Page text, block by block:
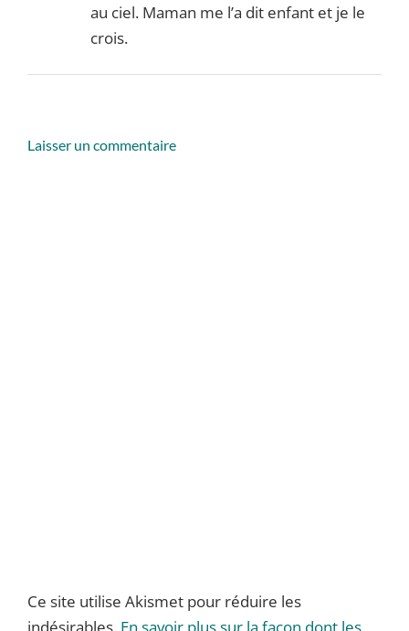
au ciel. Maman me l’a dit enfant et je le
crois.
Laisser un commentaire
Ce site utilise Akismet pour réduire les